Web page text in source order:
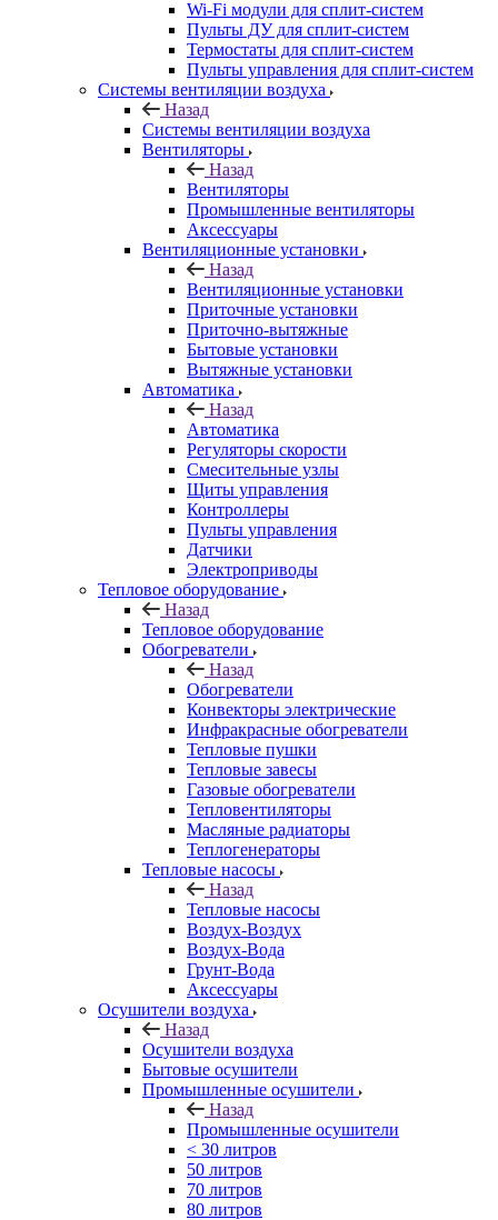
Wi-Fi модули для сплит-систем
Пульты ДУ для сплит-систем
Термостаты для сплит-систем
Пульты управления для сплит-систем
Системы вентиляции воздуха
Назад
Системы вентиляции воздуха
Вентиляторы
Назад
Вентиляторы
Промышленные вентиляторы
Аксессуары
Вентиляционные установки
Назад
Вентиляционные установки
Приточные установки
Приточно-вытяжные
Бытовые установки
Вытяжные установки
Автоматика
Назад
Автоматика
Регуляторы скорости
Смесительные узлы
Щиты управления
Контроллеры
Пульты управления
Датчики
Электроприводы
Тепловое оборудование
Назад
Тепловое оборудование
Обогреватели
Назад
Обогреватели
Конвекторы электрические
Инфракрасные обогреватели
Тепловые пушки
Тепловые завесы
Газовые обогреватели
Тепловентиляторы
Масляные радиаторы
Теплогенераторы
Тепловые насосы
Назад
Тепловые насосы
Воздух-Воздух
Воздух-Вода
Грунт-Вода
Аксессуары
Осушители воздуха
Назад
Осушители воздуха
Бытовые осушители
Промышленные осушители
Назад
Промышленные осушители
< 30 литров
50 литров
70 литров
80 литров